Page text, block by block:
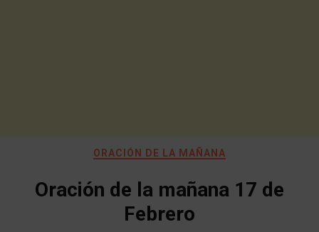
ORACIÓN DE LA MAÑANA
Oración de la mañana 17 de
Febrero